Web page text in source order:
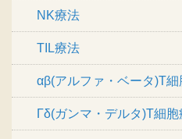
NK療法
TIL療法
αβ(アルファ・ベータ)T細
Γδ(ガンマ・デルタ)T細胞